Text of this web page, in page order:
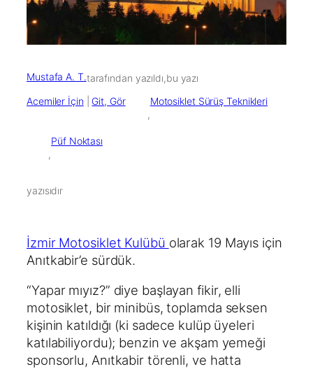
Mustafa A. T.tarafından yazıldı,bu yazı
Acemiler İçin
Git, Gör
Motosiklet Sürüş Teknikleri
Püf Noktası
yazısıdır
İzmir Motosiklet Kulübü olarak 19 Mayıs için
Anıtkabir’e sürdük.
“Yapar mıyız?” diye başlayan fikir, elli
motosiklet, bir minibüs, toplamda seksen
kişinin katıldığı (ki sadece kulüp üyeleri
katılabiliyordu); benzin ve akşam yemeği
sponsorlu, Anıtkabir törenli, ve hatta